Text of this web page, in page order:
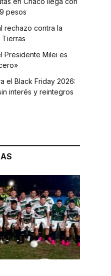
pesos
rechazo contra la
Presidente Milei es
el Black Friday 2026:
interés y reintegros